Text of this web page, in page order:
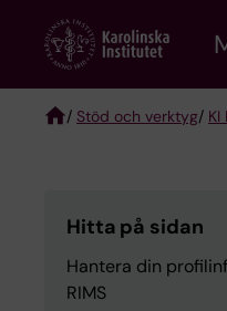
content
/ Stöd och verktyg/ KI
Hitta på sidan
Hantera din
RIMS